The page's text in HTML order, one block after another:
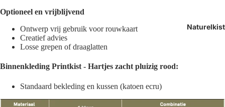
Optioneel en vrijblijvend
Ontwerp vrij gebruik voor rouwkaart
Creatief advies
Losse grepen of draaglatten
Binnenkleding Printkist - Hartjes zacht pluizig rood:
Standaard bekleding en kussen (katoen ecru)